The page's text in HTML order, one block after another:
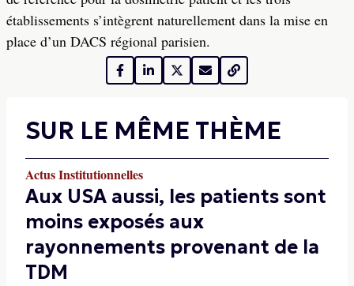
établissements s’intègrent naturellement dans la mise en
place d’un DACS régional parisien.
SUR LE MÊME THÈME
Actus Institutionnelles
Aux USA aussi, les patients sont
moins exposés aux
rayonnements provenant de la
TDM